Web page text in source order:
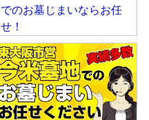
でのお墓じまいならお任
せ！